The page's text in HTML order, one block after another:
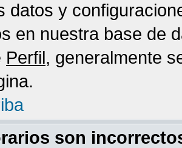
datos y
en nuestra base de
Perfil, generalmente
son